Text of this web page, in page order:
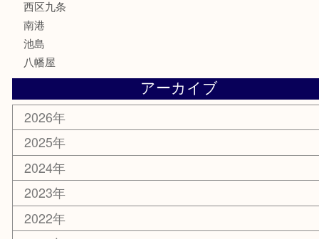
時計
カメラ
お酒
骨董品
銀製品
古美術品
食器
金券
古銭
金貨
記念貨幣